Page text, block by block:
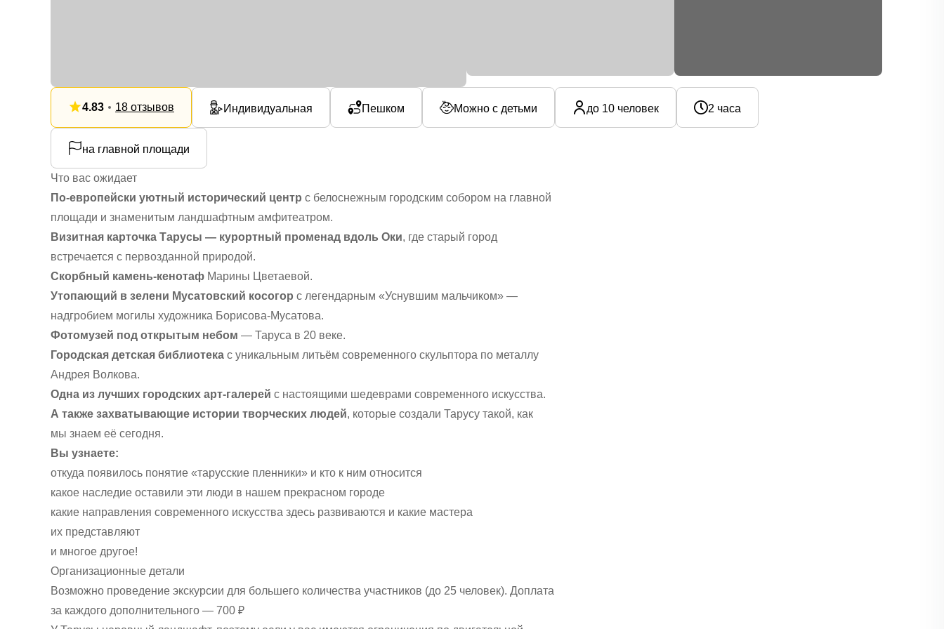
4.83 18 отзывов Индивидуальная Пешком Можно с детьми до 10 человек 2 часа
на главной площади
Что вас ожидает
По-европейски уютный исторический центр с белоснежным городским собором на главной
площади и знаменитым ландшафтным амфитеатром.
Визитная карточка Тарусы — курортный променад вдоль Оки, где старый город
встречается с первозданной природой.
Скорбный камень-кенотаф Марины Цветаевой.
Утопающий в зелени Мусатовский косогор с легендарным «Уснувшим мальчиком» —
надгробием могилы художника Борисова-Мусатова.
Фотомузей под открытым небом — Таруса в 20 веке.
Городская детская библиотека с уникальным литьём современного скульптора по металлу
Андрея Волкова.
Одна из лучших городских арт-галерей с настоящими шедеврами современного искусства.
А также захватывающие истории творческих людей, которые создали Тарусу такой, как
мы знаем её сегодня.
Вы узнаете:
откуда появилось понятие «тарусские пленники» и кто к ним относится
какое наследие оставили эти люди в нашем прекрасном городе
какие направления современного искусства здесь развиваются и какие мастера
их представляют
и многое другое!
Организационные детали
Возможно проведение экскурсии для большего количества участников (до 25 человек). Доплата
за каждого дополнительного — 700 ₽